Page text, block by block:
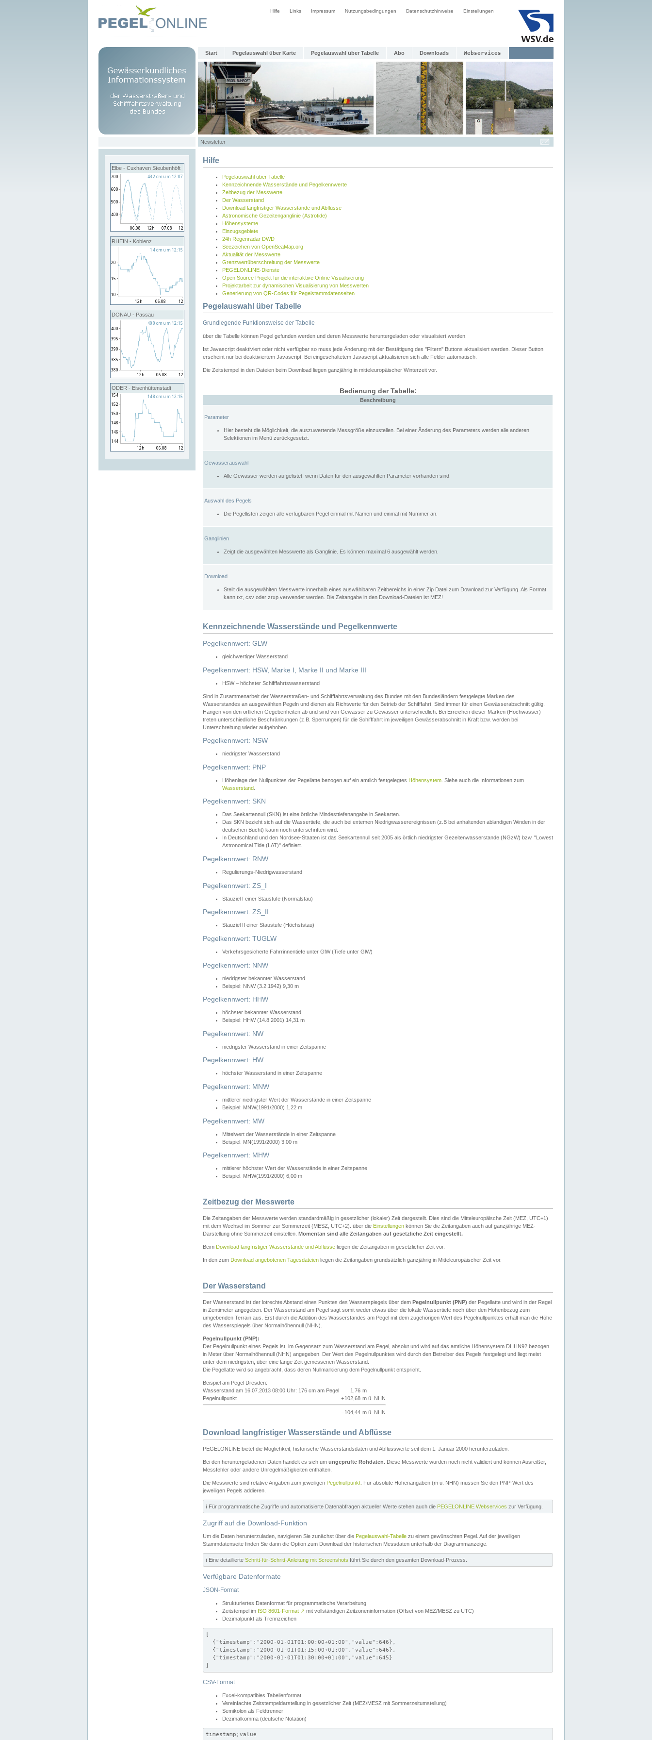
Hilfe Links Impressum Nutzungsbedingungen Datenschutzhinweise Einstellungen
Start Pegelauswahl über Karte Pegelauswahl über Tabelle Abo Downloads Webservices
Newsletter
Elbe - Cuxhaven Steubenhöft
RHEIN - Koblenz
DONAU - Passau
ODER - Eisenhüttenstadt
Hilfe
Pegelauswahl über Tabelle
Kennzeichnende Wasserstände und Pegelkennwerte
Zeitbezug der Messwerte
Der Wasserstand
Download langfristiger Wasserstände und Abflüsse
Astronomische Gezeitenganglinie (Astrotide)
Höhensysteme
Einzugsgebiete
24h Regenradar DWD
Seezeichen von OpenSeaMap.org
Aktualität der Messwerte
Grenzwertüberschreitung der Messwerte
PEGELONLINE-Dienste
Open Source Projekt für die interaktive Online Visualisierung
Projektarbeit zur dynamischen Visualisierung von Messwerten
Generierung von QR-Codes für Pegelstammdatenseiten
Pegelauswahl über Tabelle
Grundlegende Funktionsweise der Tabelle
über die Tabelle können Pegel gefunden werden und deren Messwerte heruntergeladen oder visualisiert werden.
Ist Javascript deaktiviert oder nicht verfügbar so muss jede Änderung mit der Bestätigung des "Filtern" Buttons aktualisiert werden. Dieser Button
erscheint nur bei deaktiviertem Javascript. Bei eingeschaltetem Javascript aktualisieren sich alle Felder automatisch.
Die Zeitstempel in den Dateien beim Download liegen ganzjährig in mitteleuropäischer Winterzeit vor.
Bedienung der Tabelle:
Beschreibung
Parameter
Hier besteht die Möglichkeit, die auszuwertende Messgröße einzustellen. Bei einer Änderung des Parameters werden alle anderen
Selektionen im Menü zurückgesetzt.
Gewässerauswahl
Alle Gewässer werden aufgelistet, wenn Daten für den ausgewählten Parameter vorhanden sind.
Auswahl des Pegels
Die Pegellisten zeigen alle verfügbaren Pegel einmal mit Namen und einmal mit Nummer an.
Ganglinien
Zeigt die ausgewählten Messwerte als Ganglinie. Es können maximal 6 ausgewählt werden.
Download
Stellt die ausgewählten Messwerte innerhalb eines auswählbaren Zeitbereichs in einer Zip Datei zum Download zur Verfügung. Als Format
kann txt, csv oder zrxp verwendet werden. Die Zeitangabe in den Download-Dateien ist MEZ!
Kennzeichnende Wasserstände und Pegelkennwerte
Pegelkennwert: GLW
gleichwertiger Wasserstand
Pegelkennwert: HSW, Marke I, Marke II und Marke III
HSW – höchster Schifffahrtswasserstand
Sind in Zusammenarbeit der Wasserstraßen- und Schifffahrtsverwaltung des Bundes mit den Bundesländern festgelegte Marken des
Wasserstandes an ausgewählten Pegeln und dienen als Richtwerte für den Betrieb der Schifffahrt. Sind immer für einen Gewässerabschnitt gültig.
Hängen von den örtlichen Gegebenheiten ab und sind von Gewässer zu Gewässer unterschiedlich. Bei Erreichen dieser Marken (Hochwasser)
treten unterschiedliche Beschränkungen (z.B. Sperrungen) für die Schifffahrt im jeweiligen Gewässerabschnitt in Kraft bzw. werden bei
Unterschreitung wieder aufgehoben.
Pegelkennwert: NSW
niedrigster Wasserstand
Pegelkennwert: PNP
Höhenlage des Nullpunktes der Pegellatte bezogen auf ein amtlich festgelegtes Höhensystem . Siehe auch die Informationen zum
Wasserstand
Pegelkennwert: SKN
Das Seekartennull (SKN) ist eine örtliche Mindesttiefenangabe in Seekarten.
Das SKN bezieht sich auf die Wassertiefe, die auch bei extemen Niedrigwasserereignissen (z.B bei anhaltenden ablandigen Winden in der
deutschen Bucht) kaum noch unterschritten wird.
In Deutschland und den Nordsee-Staaten ist das Seekartennull seit 2005 als örtlich niedrigster Gezeitenwasserstande (NGzW) bzw. "Lowest
Astronomical Tide (LAT)" definiert.
Pegelkennwert: RNW
Regulierungs-Niedrigwasserstand
Pegelkennwert: ZS_I
Stauziel I einer Staustufe (Normalstau)
Pegelkennwert: ZS_II
Stauziel II einer Staustufe (Höchststau)
Pegelkennwert: TUGLW
Verkehrsgesicherte Fahrrinnentiefe unter GlW (Tiefe unter GlW)
Pegelkennwert: NNW
niedrigster bekannter Wasserstand
Beispiel: NNW (3.2.1942) 9,30 m
Pegelkennwert: HHW
höchster bekannter Wasserstand
Beispiel: HHW (14.8.2001) 14,31 m
Pegelkennwert: NW
niedrigster Wasserstand in einer Zeitspanne
Pegelkennwert: HW
höchster Wasserstand in einer Zeitspanne
Pegelkennwert: MNW
mittlerer niedrigster Wert der Wasserstände in einer Zeitspanne
Beispiel: MNW(1991/2000) 1,22 m
Pegelkennwert: MW
Mittelwert der Wasserstände in einer Zeitspanne
Beispiel: MN(1991/2000) 3,00 m
Pegelkennwert: MHW
mittlerer höchster Wert der Wasserstände in einer Zeitspanne
Beispiel: MHW(1991/2000) 6,00 m
Zeitbezug der Messwerte
Die Zeitangaben der Messwerte werden standardmäßig in gesetzlicher (lokaler) Zeit dargestellt. Dies sind die Mitteleuropäische Zeit (MEZ, UTC+1)
mit dem Wechsel im Sommer zur Sommerzeit (MESZ, UTC+2). über die Einstellungen können Sie die Zeitangaben auch auf ganzjährige MEZ-
Darstellung ohne Sommerzeit einstellen. Momentan sind alle Zeitangaben auf gesetzliche Zeit eingestellt.
Beim Download langfristiger Wasserstände und Abflüsse liegen die Zeitangaben in gesetzlicher Zeit vor.
In den zum Download angebotenen Tagesdateien liegen die Zeitangaben grundsätzlich ganzjährig in Mitteleuropäischer Zeit vor.
Der Wasserstand
Der Wasserstand ist der lotrechte Abstand eines Punktes des Wasserspiegels über dem Pegelnullpunkt (PNP) der Pegellatte und wird in der Regel
in Zentimeter angegeben. Der Wasserstand am Pegel sagt somit weder etwas über die lokale Wassertiefe noch über den Höhenbezug zum
umgebenden Terrain aus. Erst durch die Addition des Wasserstandes am Pegel mit dem zugehörigen Wert des Pegelnullpunktes erhält man die Höhe
des Wasserspiegels über Normalhöhennull (NHN).
Pegelnullpunkt (PNP):
Der Pegelnullpunkt eines Pegels ist, im Gegensatz zum Wasserstand am Pegel, absolut und wird auf das amtliche Höhensystem DHHN92 bezogen
in Meter über Normalhöhennull (NHN) angegeben. Der Wert des Pegelnullpunktes wird durch den Betreiber des Pegels festgelegt und liegt meist
unter dem niedrigsten, über eine lange Zeit gemessenen Wasserstand.
Die Pegellatte wird so angebracht, dass deren Nullmarkierung dem Pegelnullpunkt entspricht.
Beispiel am Pegel Dresden:
Wasserstand am 16.07.2013 08:00 Uhr: 176 cm am Pegel
1,76 m
Pegelnullpunkt
+102,68 m ü. NHN
=104,44 m ü. NHN
Download langfristiger Wasserstände und Abflüsse
PEGELONLINE bietet die Möglichkeit, historische Wasserstandsdaten und Abflusswerte seit dem 1. Januar 2000 herunterzuladen.
Bei den heruntergeladenen Daten handelt es sich um ungeprüfte Rohdaten . Diese Messwerte wurden noch nicht validiert und können Ausreißer,
Messfehler oder andere Unregelmäßigkeiten enthalten.
Die Messwerte sind relative Angaben zum jeweiligen Pegelnullpunkt . Für absolute Höhenangaben (m ü. NHN) müssen Sie den PNP-Wert des
jeweiligen Pegels addieren.
ℹ️ Für programmatische Zugriffe und automatisierte Datenabfragen aktueller Werte stehen auch die PEGELONLINE Webservices zur Verfügung.
Zugriff auf die Download-Funktion
Um die Daten herunterzuladen, navigieren Sie zunächst über die Pegelauswahl-Tabelle zu einem gewünschten Pegel. Auf der jeweiligen
Stammdatenseite finden Sie dann die Option zum Download der historischen Messdaten unterhalb der Diagrammanzeige.
ℹ️ Eine detaillierte Schritt-für-Schritt-Anleitung mit Screenshots führt Sie durch den gesamten Download-Prozess.
Verfügbare Datenformate
JSON-Format
Strukturiertes Datenformat für programmatische Verarbeitung
Zeitstempel im ISO 8601-Format ↗ mit vollständigen Zeitzoneninformation (Offset von MEZ/MESZ zu UTC)
Dezimalpunkt als Trennzeichen
[
  {"timestamp":"2000-01-01T01:00:00+01:00","value":646},
  {"timestamp":"2000-01-01T01:15:00+01:00","value":646},
  {"timestamp":"2000-01-01T01:30:00+01:00","value":645}
]
CSV-Format
Excel-kompatibles Tabellenformat
Vereinfachte Zeitstempeldarstellung in gesetzlicher Zeit (MEZ/MESZ mit Sommerzeitumstellung)
Semikolon als Feldtrenner
Dezimalkomma (deutsche Notation)
timestamp;value